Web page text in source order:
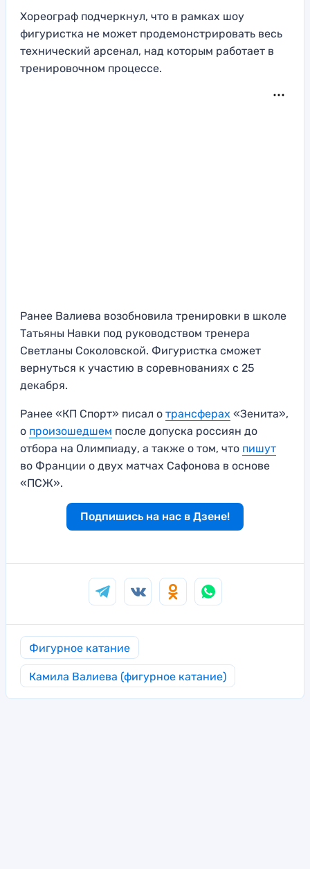
Хореограф подчеркнул, что в рамках шоу
фигуристка не может продемонстрировать весь
технический арсенал, над которым работает в
тренировочном процессе.
Ранее Валиева возобновила тренировки в школе
Татьяны Навки под руководством тренера
Светланы Соколовской. Фигуристка сможет
вернуться к участию в соревнованиях с 25
декабря.
Ранее «КП Спорт» писал о трансферах «Зенита»,
о произошедшем после допуска россиян до
отбора на Олимпиаду, а также о том, что пишут
во Франции о двух матчах Сафонова в основе
«ПСЖ».
Подпишись на нас в Дзене!
Фигурное катание
Камила Валиева (фигурное катание)